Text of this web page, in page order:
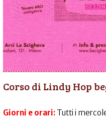
Corso di Lindy Hop
Giorni e orari: Tutti i